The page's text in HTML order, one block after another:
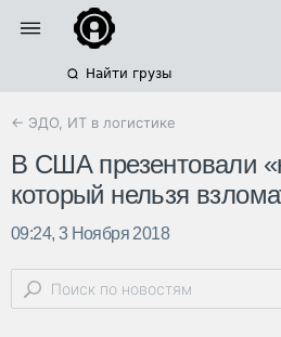
Найти грузы
← ЭДО, ИТ в логистике
В США презентовали
который нельзя
09:24, 3 Ноября 2018